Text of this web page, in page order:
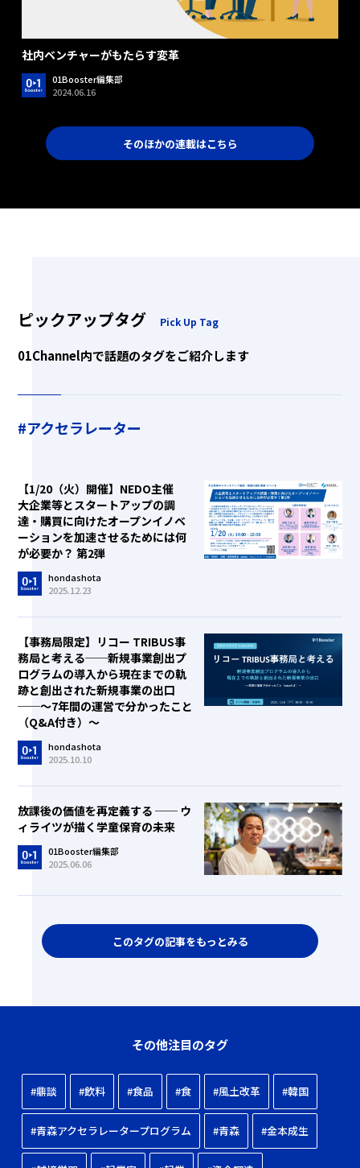
社内ベンチャーがもたらす変革
01Booster編集部
2024.06.16
そのほかの連載はこちら
ピックアップタグ Pick Up Tag
01Channel内で話題のタグをご紹介します
#アクセラレーター
【1/20（火）開催】NEDO主催
大企業等とスタートアップの調
達・購買に向けたオープンイノベ
ーションを加速させるためには何
が必要か？ 第2弾
hondashota
2025.12.23
【事務局限定】リコー TRIBUS事
務局と考える──新規事業創出プ
ログラムの導入から現在までの軌
跡と創出された新規事業の出口
──～7年間の運営で分かったこと
（Q&A付き）～
hondashota
2025.10.10
放課後の価値を再定義する ── ウ
ィライツが描く学童保育の未来
01Booster編集部
2025.06.06
このタグの記事をもっとみる
その他注目のタグ
#鼎談 #飲料 #食品 #食 #風土改革 #韓国
#青森アクセラレータープログラム #青森 #金本成生